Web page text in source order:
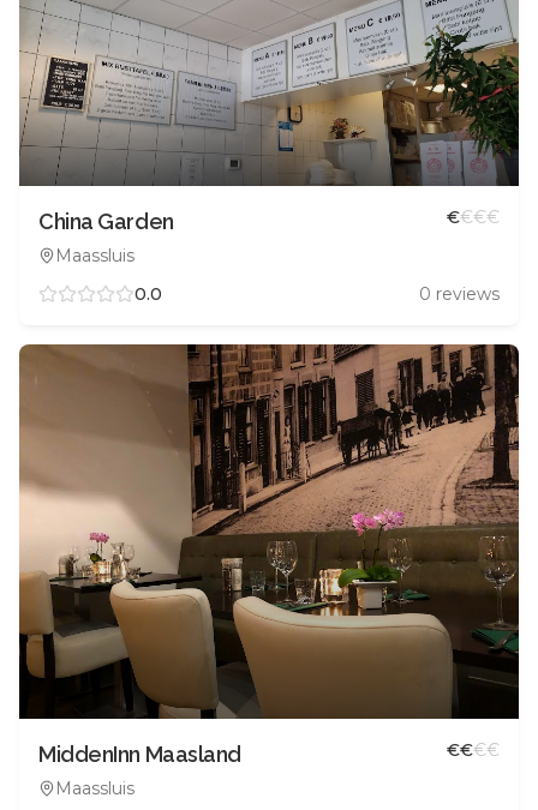
China Garden
Maassluis
€€€€
0.0 0 reviews
MiddenInn Maasland
Maassluis
€€€€